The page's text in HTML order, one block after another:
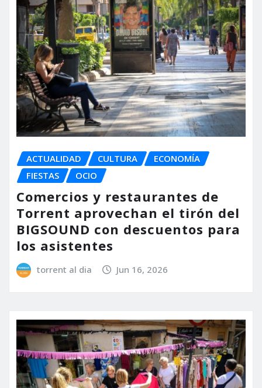
ACTUALIDAD CULTURA
ECONOMÍA
FIESTAS
OCIO
Comercios y restaurantes de
Torrent aprovechan el tirón del
BIGSOUND con descuentos para
los asistentes
torrent al dia Jun 16, 2026